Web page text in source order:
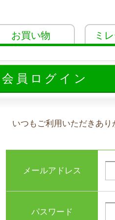
お買い物 ミ
会員ログイン
いつもご利用いただきあり
メールアドレス
パスワード